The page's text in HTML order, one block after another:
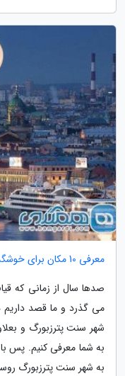
معرفی 10 مکان برای خوشگذرانی در سنت پترزبورگ
صدها سال از زمانی که
می گذرد و ما قصد داریم
شهر سنت پترزبورگ و
به شما معرفی کنیم. پس با
به شهر سنت پترزبورگ